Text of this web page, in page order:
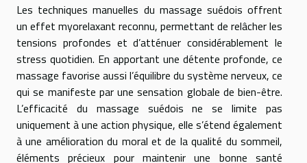
Les techniques manuelles du massage suédois offrent
un effet myorelaxant reconnu, permettant de relâcher les
tensions profondes et d’atténuer considérablement le
stress quotidien. En apportant une détente profonde, ce
massage favorise aussi l’équilibre du système nerveux, ce
qui se manifeste par une sensation globale de bien-être.
L’efficacité du massage suédois ne se limite pas
uniquement à une action physique, elle s’étend également
à une amélioration du moral et de la qualité du sommeil,
éléments précieux pour maintenir une bonne santé